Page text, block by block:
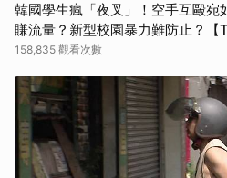
韓國學生瘋「夜叉」！空手互毆宛
賺流量？新型校園暴力難防止？【
158,835 觀看次數